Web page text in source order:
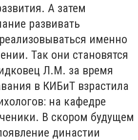
А затем
развивать
именно
Так они становятся
Л.М. за время
в КИБиТ взрастила
на кафедре
В скором будущем
династии